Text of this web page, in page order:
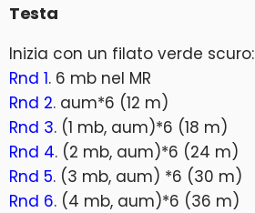
Testa
Inizia con un filato verde scuro:
Rnd 1. 6 mb nel MR
Rnd 2. aum*6 (12 m)
Rnd 3. (1 mb, aum)*6 (18 m)
Rnd 4. (2 mb, aum)*6 (24 m)
Rnd 5. (3 mb, aum) *6 (30 m)
Rnd 6. (4 mb, aum)*6 (36 m)